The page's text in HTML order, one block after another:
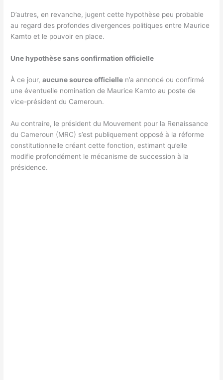
D’autres, en revanche, jugent cette hypothèse peu probable
au regard des profondes divergences politiques entre Maurice
Kamto et le pouvoir en place.
Une hypothèse sans confirmation officielle
À ce jour,aucune source officielle n’a annoncé ou confirmé
une éventuelle nomination de Maurice Kamto au poste de
vice-président du Cameroun.
Au contraire, le président du Mouvement pour la Renaissance
du Cameroun (MRC) s’est publiquement opposé à la réforme
constitutionnelle créant cette fonction, estimant qu’elle
modifie profondément le mécanisme de succession à la
présidence.